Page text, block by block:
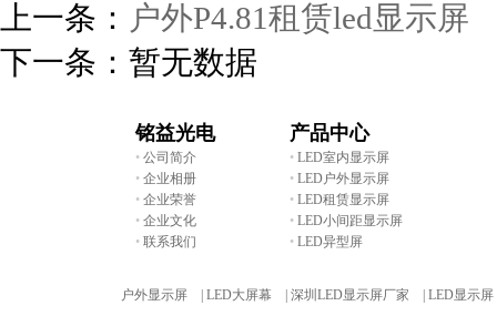
上一条： 户外P4.81租赁led显示屏
下一条：暂无数据
铭益光电 产品中心
• 公司简介 • LED室内显示屏
• 企业相册 • LED户外显示屏
• 企业荣誉 • LED租赁显示屏
• 企业文化 • LED小间距显示屏
• 联系我们 • LED异型屏
户外显示屏 | LED大屏幕 | 深圳LED显示屏厂家 |
LED显示